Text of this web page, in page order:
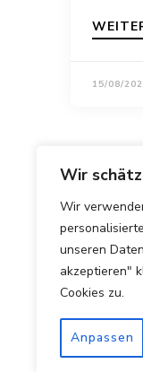
Wir
Wir
unseren
akzeptieren"
Cookies zu.
Anpassen
15/08/
Copyright ©